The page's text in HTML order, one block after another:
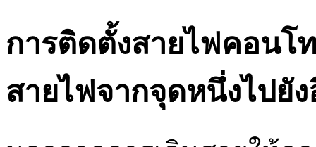
การติดตั้งสายไฟคอนโท
สายไฟจากจุดหนึ่งไปยั